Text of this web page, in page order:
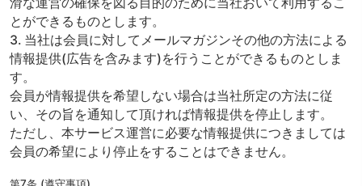
とができるものとします。
3. 当社は会員に対してメールマガジンその他の方法による
情報提供(広告を含みます)を行うことができるものとしま
す。
会員が情報提供を希望しない場合は当社所定の方法に従
い、その旨を通知して頂ければ情報提供を停止します。
ただし、本サービス運営に必要な情報提供につきましては
会員の希望により停止をすることはできません。